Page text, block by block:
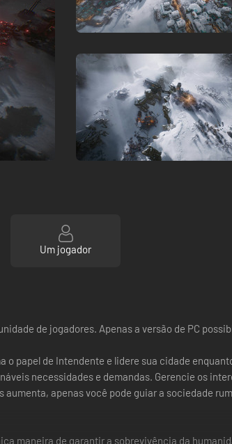
Um jogador
de jogadores. Apenas a versão de PC
o papel de Intendente e lidere sua cidade
necessidades e demandas. Gerencie os
apenas você pode guiar a sociedade
maneira de garantir a sobrevivência da